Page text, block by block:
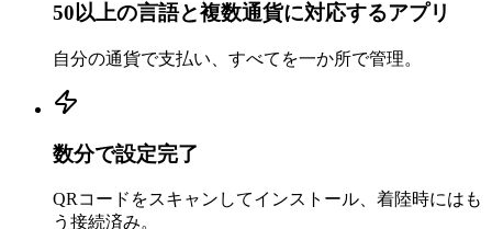
50以上の言語と複数通貨に対応するアプリ
自分の通貨で支払い、すべてを一か所で管理。
数分で設定完了
QRコードをスキャンしてインストール、着陸時にはも
う接続済み。